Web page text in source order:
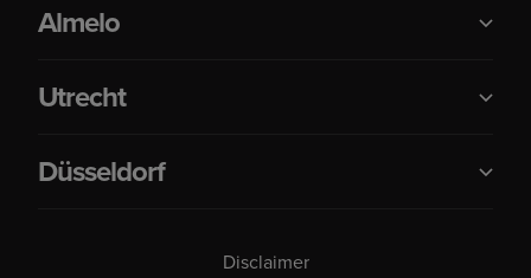
Almelo
Utrecht
Düsseldorf
Disclaimer